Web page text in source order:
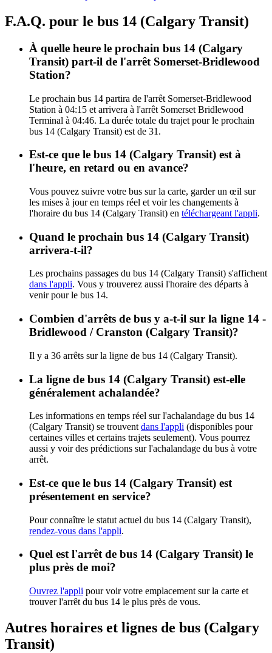
F.A.Q. pour le bus 14 (Calgary Transit)
À quelle heure le prochain bus 14 (Calgary
Transit) part-il de l'arrêt Somerset-Bridlewood
Station?
Le prochain bus 14 partira de l'arrêt Somerset-Bridlewood
Station à 04:15 et arrivera à l'arrêt Somerset Bridlewood
Terminal à 04:46. La durée totale du trajet pour le prochain
bus 14 (Calgary Transit) est de 31.
Est-ce que le bus 14 (Calgary Transit) est à
l'heure, en retard ou en avance?
Vous pouvez suivre votre bus sur la carte, garder un œil sur
les mises à jour en temps réel et voir les changements à
l'horaire du bus 14 (Calgary Transit) en téléchargeant l'appli.
Quand le prochain bus 14 (Calgary Transit)
arrivera-t-il?
Les prochains passages du bus 14 (Calgary Transit) s'affichent
dans l'appli. Vous y trouverez aussi l'horaire des départs à
venir pour le bus 14.
Combien d'arrêts de bus y a-t-il sur la ligne 14 -
Bridlewood / Cranston (Calgary Transit)?
Il y a 36 arrêts sur la ligne de bus 14 (Calgary Transit).
La ligne de bus 14 (Calgary Transit) est-elle
généralement achalandée?
Les informations en temps réel sur l'achalandage du bus 14
(Calgary Transit) se trouvent dans l'appli (disponibles pour
certaines villes et certains trajets seulement). Vous pourrez
aussi y voir des prédictions sur l'achalandage du bus à votre
arrêt.
Est-ce que le bus 14 (Calgary Transit) est
présentement en service?
Pour connaître le statut actuel du bus 14 (Calgary Transit),
rendez-vous dans l'appli.
Quel est l'arrêt de bus 14 (Calgary Transit) le
plus près de moi?
Ouvrez l'appli pour voir votre emplacement sur la carte et
trouver l'arrêt du bus 14 le plus près de vous.
Autres horaires et lignes de bus (Calgary
Transit)